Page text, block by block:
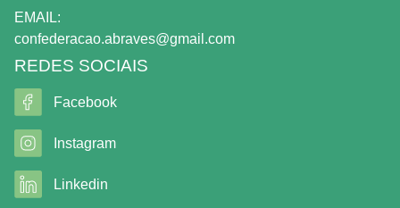
EMAIL:
confederacao.abraves@gmail.com
REDES SOCIAIS
Facebook
Instagram
Linkedin